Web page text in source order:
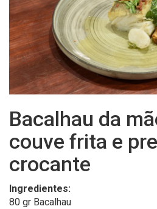
Bacalhau da
couve frita e
crocante
Ingredientes:
80 gr Bacalhau